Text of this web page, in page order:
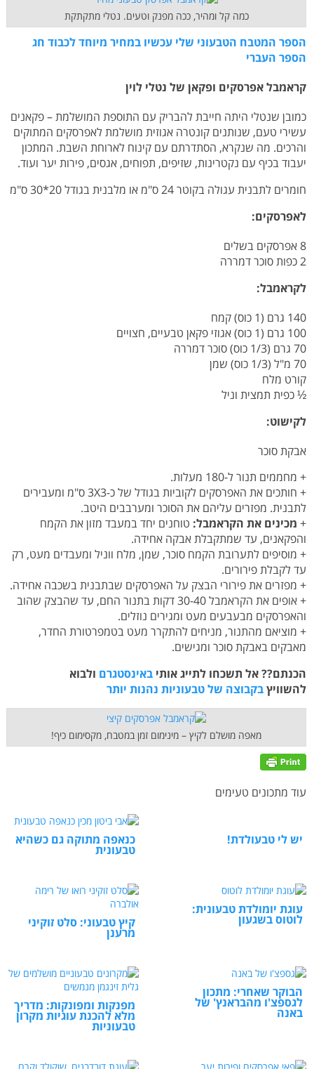
כמה קל ומהיר, ככה מפנק וטעים. נטלי מתקתקת
הספר המטבח הטבעוני שלי עכשיו במחיר מיוחד לכבוד חג
הספר העברי
קראמבל אפרסקים ופקאן של נטלי לוין
כמובן שנטלי היתה חייבת להבריק עם התוספת המושלמת – פקאנים
עשירי טעם, שנותנים קונטרה אגוזית מושלמת לאפרסקים המתוקים
והרכים. מה שנקרא, הסתדרתם עם קינוח לארוחת השבת. המתכון
יעבוד בכיף עם נקטרינות, שזיפים, תפוחים, אגסים, פירות יער ועוד.
חומרים לתבנית עגולה בקוטר 24 ס"מ או מלבנית בגודל 20*30 ס"מ
לאפרסקים:
8 אפרסקים בשלים
2 כפות סוכר דמררה
לקראמבל:
140 גרם (1 כוס) קמח
100 גרם (1 כוס) אגוזי פקאן טבעיים, חצויים
70 גרם (1/3 כוס) סוכר דמררה
70 מ"ל (1/3 כוס) שמן
קורט מלח
½ כפית תמצית וניל
לקישוט:
אבקת סוכר
+ מחממים תנור ל-180 מעלות.
+ חותכים את האפרסקים לקוביות בגודל של כ-3X3 ס"מ ומעבירים
לתבנית. מפזרים עליהם את הסוכר ומערבבים היטב.
+ מכינים את הקראמבל: טוחנים יחד במעבד מזון את הקמח
והפקאנים, עד שמתקבלת אבקה אחידה.
+ מוסיפים לתערובת הקמח סוכר, שמן, מלח ווניל ומעבדים מעט, רק
עד לקבלת פירורים.
+ מפזרים את פירורי הבצק על האפרסקים שבתבנית בשכבה אחידה.
+ אופים את הקראמבל 30-40 דקות בתנור החם, עד שהבצק שהוב
והאפרסקים מבעבעים מעט ומגירים נוזלים.
+ מוציאם מהתנור, מניחים להתקרר מעט בטמפרטורת החדר,
מאבקים באבקת סוכר ומגישים.
הכנתם?? אל תשכחו לתייג אותי באינסטגרם ולבוא
להשוויץבקבוצה של טבעוניות נהנות יותר
מאפה מושלם לקיץ – מינימום זמן במטבח, מקסימום כיף!
עוד מתכונים טעימים
יש לי טבעולדת! כנאפה מתוקה גם כשהיא
טבעונית
עוגת יומולדת טבעונית:
לוטוס בשגעון קיץ טבעוני: סלט זוקיני
מרענן
הבוקר שאחרי: מתכון
לגספצ'ו מהבראנץ' של
באנה מפנקות ומפונקות: מדריך
מלא להכנת עוגיות מקרון
טבעוניות